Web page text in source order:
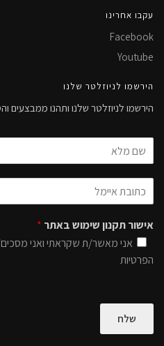
עקבו אחרינו
Facebook
Youtube
הירשמו לניוזלטר שלנו
הירשמו לניוזלטר שלנו ותהנו ממבצעים
אישור תקנון שימוש באתר *
אני מאשר/ת שקראתי ואני מסכים/
הפרטיות
שלח